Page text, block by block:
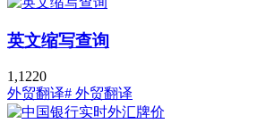
英文缩写查询
1,1220
外贸翻译# 外贸翻译